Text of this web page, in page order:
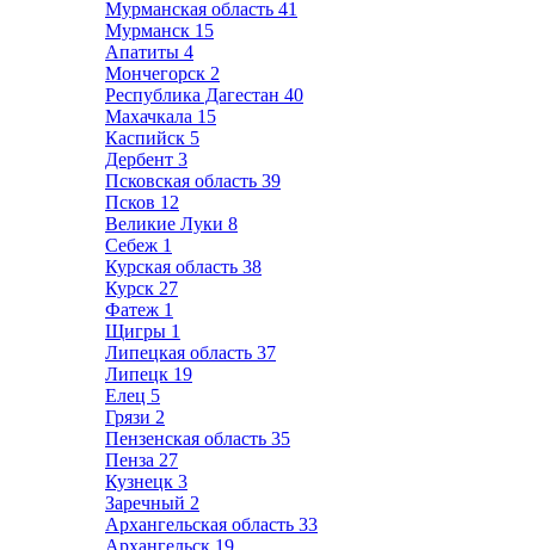
Мурманская область 41
Мурманск 15
Апатиты 4
Мончегорск 2
Республика Дагестан 40
Махачкала 15
Каспийск 5
Дербент 3
Псковская область 39
Псков 12
Великие Луки 8
Себеж 1
Курская область 38
Курск 27
Фатеж 1
Щигры 1
Липецкая область 37
Липецк 19
Елец 5
Грязи 2
Пензенская область 35
Пенза 27
Кузнецк 3
Заречный 2
Архангельская область 33
Архангельск 19